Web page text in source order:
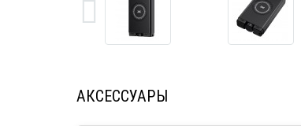
АКСЕССУАРЫ